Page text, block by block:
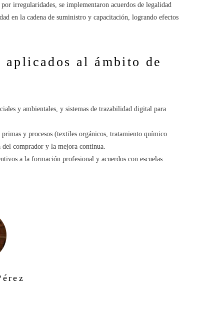
por irregularidades, se implementaron acuerdos de legalidad
en la cadena de suministro y capacitación, logrando efectos
aplicados al ámbito de
y ambientales, y sistemas de trazabilidad digital para
y procesos (textiles orgánicos, tratamiento químico
comprador y la mejora continua.
a la formación profesional y acuerdos con escuelas